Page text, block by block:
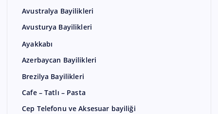
Avustralya Bayilikleri
Avusturya Bayilikleri
Ayakkabı
Azerbaycan Bayilikleri
Brezilya Bayilikleri
Cafe – Tatlı – Pasta
Cep Telefonu ve Aksesuar bayiliği